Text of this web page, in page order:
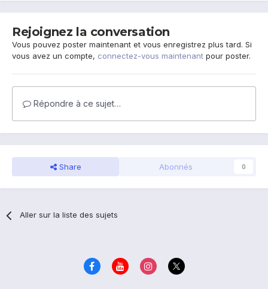
Rejoignez la conversation
Vous pouvez poster maintenant et vous enregistrez plus tard. Si
vous avez un compte, connectez-vous maintenant pour poster.
Répondre à ce sujet…
Share Abonnés 0
Aller sur la liste des sujets